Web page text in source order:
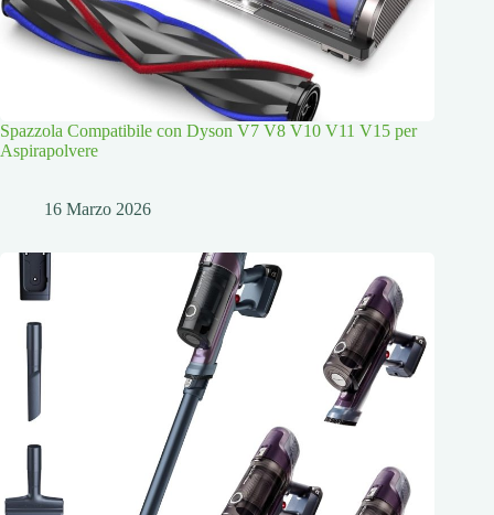
Spazzola Compatibile con Dyson V7 V8 V10 V11 V15 per
Aspirapolvere
16 Marzo 2026